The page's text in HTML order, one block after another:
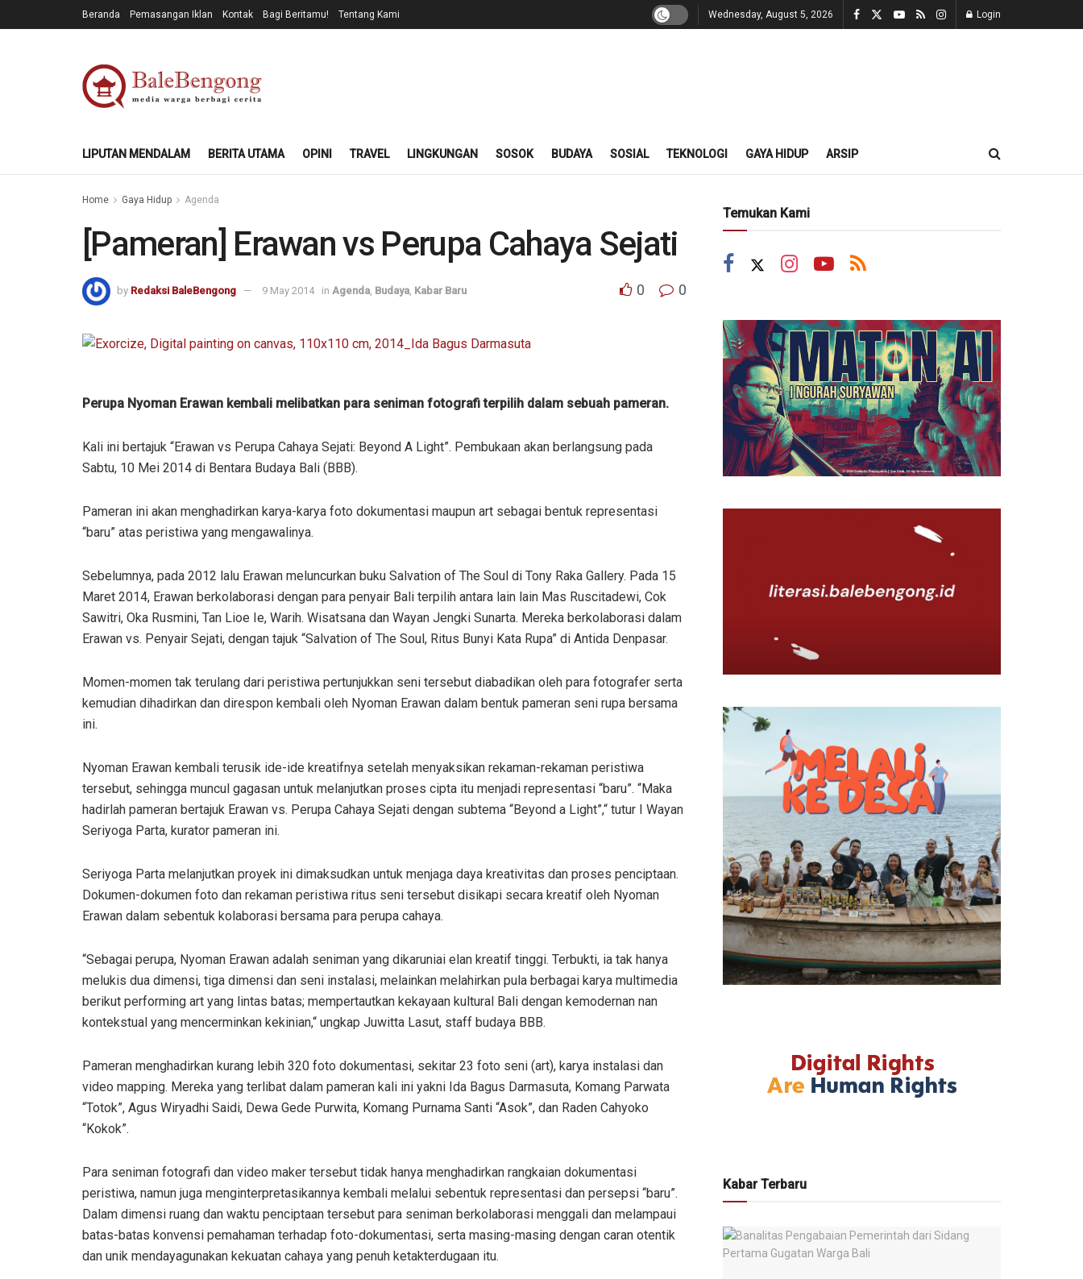
Beranda Pemasangan Iklan Kontak Bagi Beritamu! Tentang Kami Wednesday, August 5, 2026 Login
LIPUTAN MENDALAM BERITA UTAMA OPINI TRAVEL LINGKUNGAN SOSOK BUDAYA SOSIAL TEKNOLOGI GAYA HIDUP ARSIP
Home Gaya Hidup Agenda
[Pameran] Erawan vs Perupa Cahaya Sejati
by Redaksi BaleBengong 9 May 2014 in Agenda Budaya Kabar Baru 0 0
Perupa Nyoman Erawan kembali melibatkan para seniman fotografi terpilih dalam sebuah pameran.
Kali ini bertajuk “Erawan vs Perupa Cahaya Sejati: Beyond A Light”. Pembukaan akan berlangsung pada
Sabtu, 10 Mei 2014 di Bentara Budaya Bali (BBB).
Pameran ini akan menghadirkan karya-karya foto dokumentasi maupun art sebagai bentuk representasi
“baru” atas peristiwa yang mengawalinya.
Sebelumnya, pada 2012 lalu Erawan meluncurkan buku Salvation of The Soul di Tony Raka Gallery. Pada 15
Maret 2014, Erawan berkolaborasi dengan para penyair Bali terpilih antara lain lain Mas Ruscitadewi, Cok
Sawitri, Oka Rusmini, Tan Lioe Ie, Warih. Wisatsana dan Wayan Jengki Sunarta. Mereka berkolaborasi dalam
Erawan vs. Penyair Sejati, dengan tajuk “Salvation of The Soul, Ritus Bunyi Kata Rupa” di Antida Denpasar.
Momen-momen tak terulang dari peristiwa pertunjukkan seni tersebut diabadikan oleh para fotografer serta
kemudian dihadirkan dan direspon kembali oleh Nyoman Erawan dalam bentuk pameran seni rupa bersama
ini.
Nyoman Erawan kembali terusik ide-ide kreatifnya setelah menyaksikan rekaman-rekaman peristiwa
tersebut, sehingga muncul gagasan untuk melanjutkan proses cipta itu menjadi representasi “baru”. “Maka
hadirlah pameran bertajuk Erawan vs. Perupa Cahaya Sejati dengan subtema “Beyond a Light”,“ tutur I Wayan
Seriyoga Parta, kurator pameran ini.
Seriyoga Parta melanjutkan proyek ini dimaksudkan untuk menjaga daya kreativitas dan proses penciptaan.
Dokumen-dokumen foto dan rekaman peristiwa ritus seni tersebut disikapi secara kreatif oleh Nyoman
Erawan dalam sebentuk kolaborasi bersama para perupa cahaya.
“Sebagai perupa, Nyoman Erawan adalah seniman yang dikaruniai elan kreatif tinggi. Terbukti, ia tak hanya
melukis dua dimensi, tiga dimensi dan seni instalasi, melainkan melahirkan pula berbagai karya multimedia
berikut performing art yang lintas batas; mempertautkan kekayaan kultural Bali dengan kemodernan nan
kontekstual yang mencerminkan kekinian,“ ungkap Juwitta Lasut, staff budaya BBB.
Pameran menghadirkan kurang lebih 320 foto dokumentasi, sekitar 23 foto seni (art), karya instalasi dan
video mapping. Mereka yang terlibat dalam pameran kali ini yakni Ida Bagus Darmasuta, Komang Parwata
“Totok”, Agus Wiryadhi Saidi, Dewa Gede Purwita, Komang Purnama Santi “Asok”, dan Raden Cahyoko
“Kokok”.
Para seniman fotografi dan video maker tersebut tidak hanya menghadirkan rangkaian dokumentasi
peristiwa, namun juga menginterpretasikannya kembali melalui sebentuk representasi dan persepsi “baru”.
Dalam dimensi ruang dan waktu penciptaan tersebut para seniman berkolaborasi menggali dan melampaui
batas-batas konvensi pemahaman terhadap foto-dokumentasi, serta masing-masing dengan caran otentik
dan unik mendayagunakan kekuatan cahaya yang penuh ketakterdugaan itu.
Temukan Kami
Kabar Terbaru